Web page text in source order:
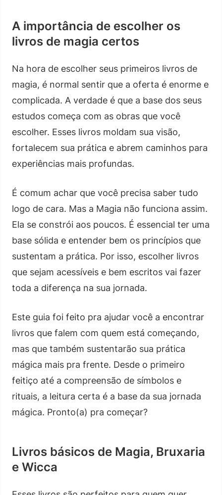
A importância de escolher os
livros de magia certos
Na hora de escolher seus primeiros livros de
magia, é normal sentir que a oferta é enorme e
complicada. A verdade é que a base dos seus
estudos começa com as obras que você
escolher. Esses livros moldam sua visão,
fortalecem sua prática e abrem caminhos para
experiências mais profundas.
É comum achar que você precisa saber tudo
logo de cara. Mas a Magia não funciona assim.
Ela se constrói aos poucos. É essencial ter uma
base sólida e entender bem os princípios que
sustentam a prática. Por isso, escolher livros
que sejam acessíveis e bem escritos vai fazer
toda a diferença na sua jornada.
Este guia foi feito pra ajudar você a encontrar
livros que falem com quem está começando,
mas que também sustentarão sua prática
mágica mais pra frente. Desde o primeiro
feitiço até a compreensão de símbolos e
rituais, a leitura certa é a base da sua jornada
mágica. Pronto(a) pra começar?
Livros básicos de Magia, Bruxaria
e Wicca